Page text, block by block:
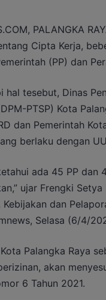
PALANGKA
Cipta Kerja,
(PP) dan
hal tesebut, Dinas
PTSP) Kota
dan Pemerintah
berlaku dengan
ada 45 PP dan
ujar Frengki
Kebijakan dan
Selasa (6/4/
Palangka Raya
akan
6 Tahun 2021.